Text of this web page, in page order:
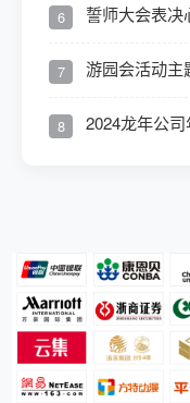
6 誓师大会表决
7 游园会活动主
8 2024龙年公司